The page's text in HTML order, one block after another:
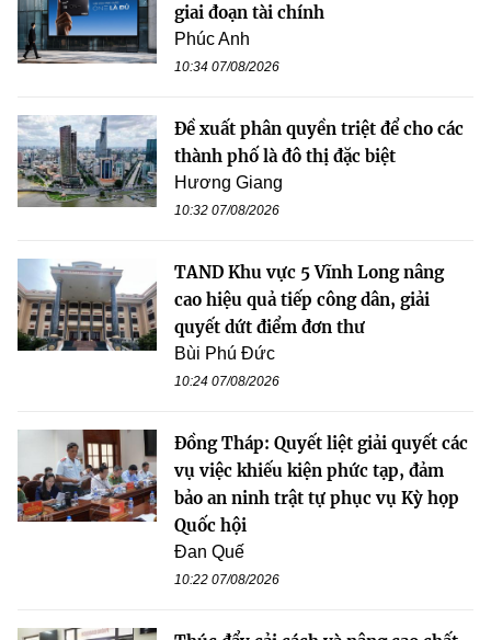
giai đoạn tài chính
Phúc Anh
10:34 07/08/2026
Đề xuất phân quyền triệt để cho các
thành phố là đô thị đặc biệt
Hương Giang
10:32 07/08/2026
TAND Khu vực 5 Vĩnh Long nâng
cao hiệu quả tiếp công dân, giải
quyết dứt điểm đơn thư
Bùi Phú Đức
10:24 07/08/2026
Đồng Tháp: Quyết liệt giải quyết các
vụ việc khiếu kiện phức tạp, đảm
bảo an ninh trật tự phục vụ Kỳ họp
Quốc hội
Đan Quế
10:22 07/08/2026